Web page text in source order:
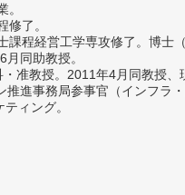
了。
程経営工学専攻修了。博士（
同助教授。
准教授。2011年4月同教授、
進事務局参事官（インフラ
ィング。